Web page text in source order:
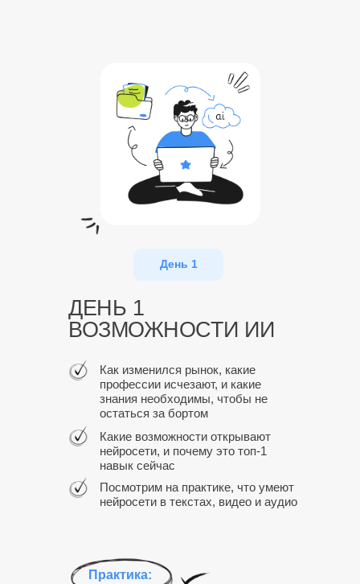
Практика:
Как изменился рынок, какие
профессии исчезают, и какие
знания необходимы, чтобы не
остаться за бортом
Какие возможности открывают
нейросети, и почему это топ-1
навык сейчас
Посмотрим на практике, что умеют
нейросети в текстах, видео и аудио
ДЕНЬ 1
ВОЗМОЖНОСТИ ИИ
День 1